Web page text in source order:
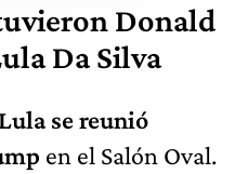
Donald
Da Silva
Lula se reunió
en el Salón Oval.